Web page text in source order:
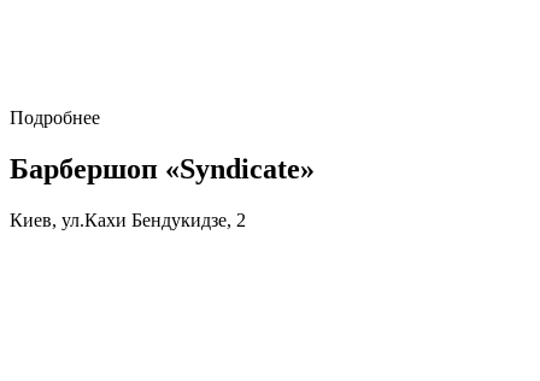
Подробнее
Барбершоп «Syndicate»
Киев, ул.Кахи Бендукидзе, 2